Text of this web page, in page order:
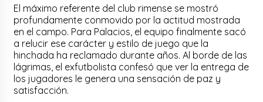
El máximo referente del club rimense se mostró
profundamente conmovido por la actitud mostrada
en el campo. Para Palacios, el equipo finalmente sacó
a relucir ese carácter y estilo de juego que la
hinchada ha reclamado durante años. Al borde de las
lágrimas, el exfutbolista confesó que ver la entrega de
los jugadores le genera una sensación de paz y
satisfacción.